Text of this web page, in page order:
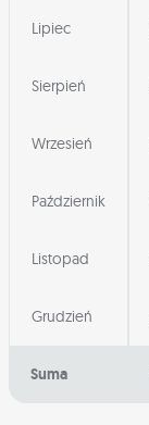
Lipiec
Sierpień
Wrzesień
Październik
Listopad
Grudzień
Suma